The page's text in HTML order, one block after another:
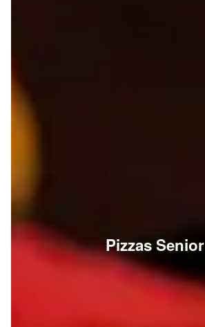
Pizzas Senior